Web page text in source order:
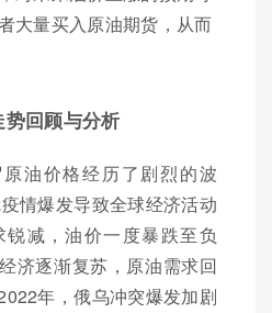
大量买入原油期货，从而
回顾与分析
油价格经历了剧烈的波
情爆发导致全球经济活动
减，油价一度暴跌至负
济逐渐复苏，原油需求回
年，俄乌冲突爆发加剧